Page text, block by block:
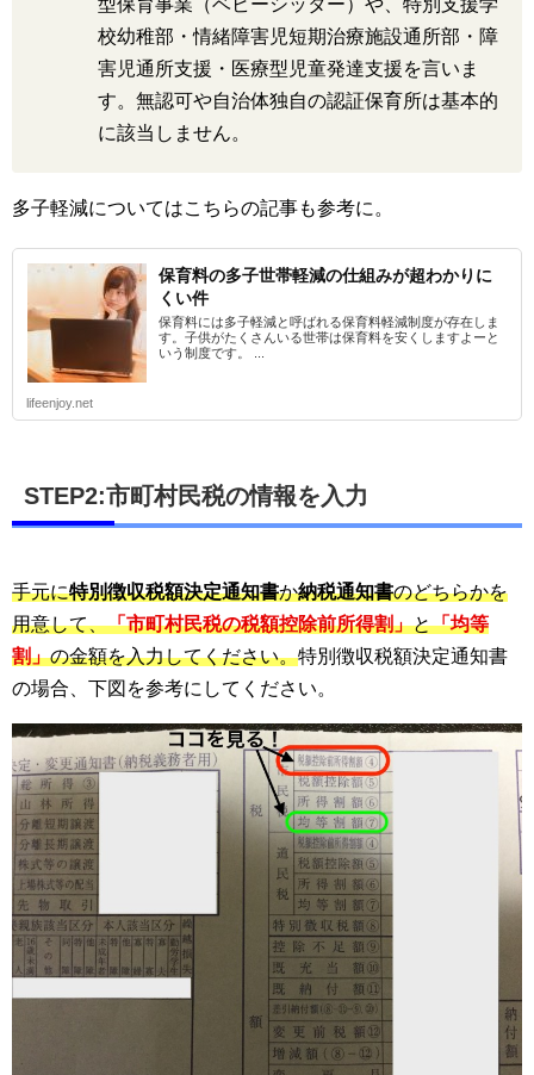
型保育事業（ベビーシッター）や、特別支援学
校幼稚部・情緒障害児短期治療施設通所部・障
害児通所支援・医療型児童発達支援を言いま
す。無認可や自治体独自の認証保育所は基本的
に該当しません。
多子軽減についてはこちらの記事も参考に。
保育料の多子世帯軽減の仕組みが超わかりに
くい件
保育料には多子軽減と呼ばれる保育料軽減制度が存在しま
す。子供がたくさんいる世帯は保育料を安くしますよーと
いう制度です。 ...
lifeenjoy.net
STEP2:市町村民税の情報を入力
手元に特別徴収税額決定通知書か納税通知書のどちらかを
用意して、「市町村民税の税額控除前所得割」と「均等
割」の金額を入力してください。特別徴収税額決定通知書
の場合、下図を参考にしてください。